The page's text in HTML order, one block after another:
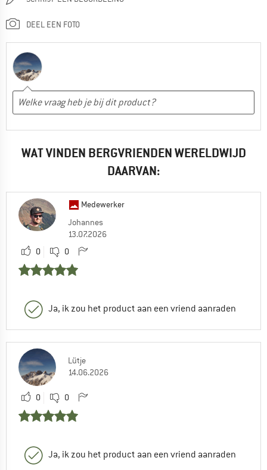
DEEL EEN FOTO
WAT VINDEN BERGVRIENDEN WERELDWIJD
DAARVAN:
Medewerker
Johannes
13.07.2026
0
0
Ja, ik zou het product aan een vriend aanraden
Lütje
14.06.2026
0 0
Ja, ik zou het product aan een vriend aanraden